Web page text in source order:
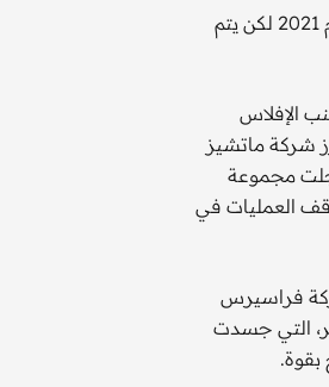
التغيير في المعنويات واضح في سوق الأسهم. فقد بلغت أسهم أسوس ذروتها عند أكثر من 57 جنيها استرلينيا عام 2021 لكن يتم
فارفيتش، التي تم طرحها في نيويورك عام 2018، من تجنب الإفلاس
شركة ماتشيز
اشترتها بتقييم قدره مليار دولار عام 2017، بينما سجلت مجموعة
بورتر، خسارة قدرها 700 مليون يورو من توقف العمليات في
فراسيرس
ماركس أند سبنسير، التي جسدت